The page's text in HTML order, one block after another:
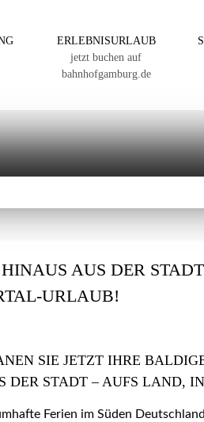
ERLEBNISURLAUB
jetzt buchen auf
bahnhofgamburg.de
AUS DER
URLAUB!
SIE JETZT IHRE
DER STADT – AUFS LAND,
Ferien im Süden